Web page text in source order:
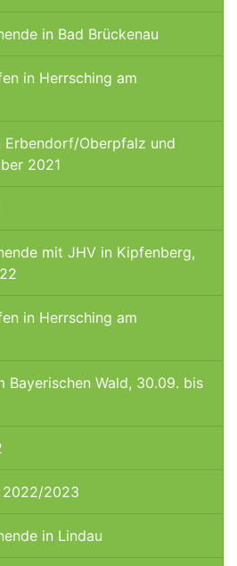
in Bad Brückenau
in Herrsching am
Oberpfalz und
2021
mit JHV in Kipfenberg,
in Herrsching am
Wald, 30.09. bis
2023
in Lindau